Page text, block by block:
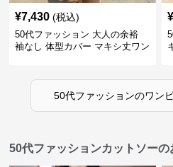
¥7,430 (税込)
50代ファッション 大人の余裕
袖なし 体型カバー マキシ丈ワン
¥
50代ファッションのワン
50代ファッションカットソー